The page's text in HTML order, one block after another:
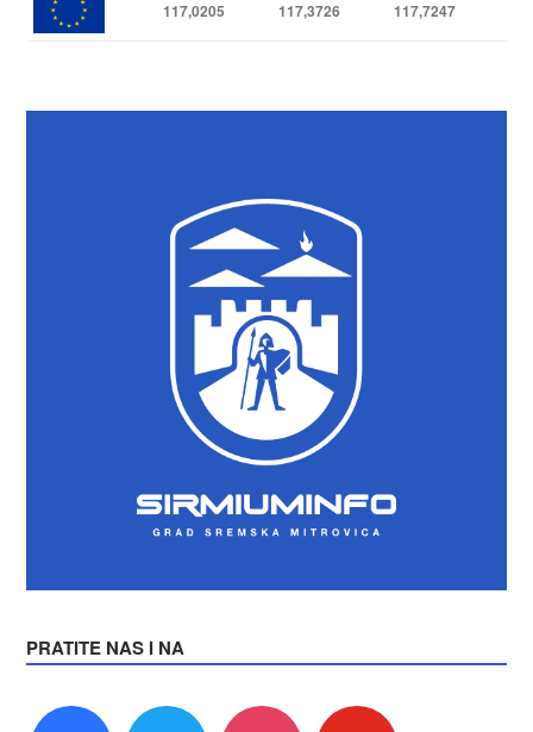
117,0205 117,3726 117,7247
PRATITE NAS I NA
facebook twitter instagram youtube